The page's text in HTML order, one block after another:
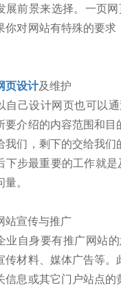
展前景来选择。一页
你对网站有特殊的要
页设计及维护
自己设计网页也可以
要介绍的内容范围和
我们，剩下的交给我
下步最重要的工作就
量。
站宣传与推广
业自身要有推广网站
传材料、媒体广告等
信息或其它门户站点